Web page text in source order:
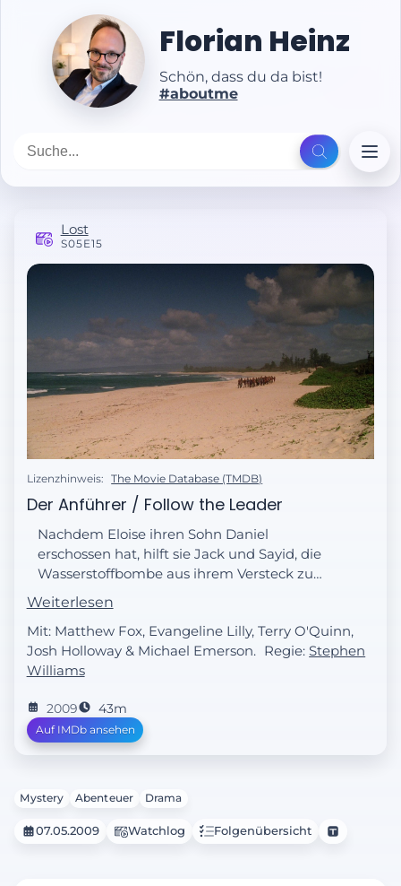
Florian Heinz
Schön, dass du da bist!
#aboutme
Lost
S05E15
Lizenzhinweis: The Movie Database (TMDB)
Der Anführer / Follow the Leader
Nachdem Eloise ihren Sohn Daniel
erschossen hat, hilft sie Jack und Sayid, die
Wasserstoffbombe aus ihrem Versteck zu
holen. Als Dr. Chang herausfindet, dass Miles
sein Sohn ist, überzeugt er die Dharma-
Initiative, die Insel zu evakuieren.
Weiterlesen
Mit: Matthew Fox, Evangeline Lilly, Terry O'Quinn,
Josh Holloway & Michael Emerson. Regie:Stephen
Williams
2009 43m
Auf IMDb ansehen
Mystery Abenteuer Drama
07.05.2009 Watchlog Folgenübersicht